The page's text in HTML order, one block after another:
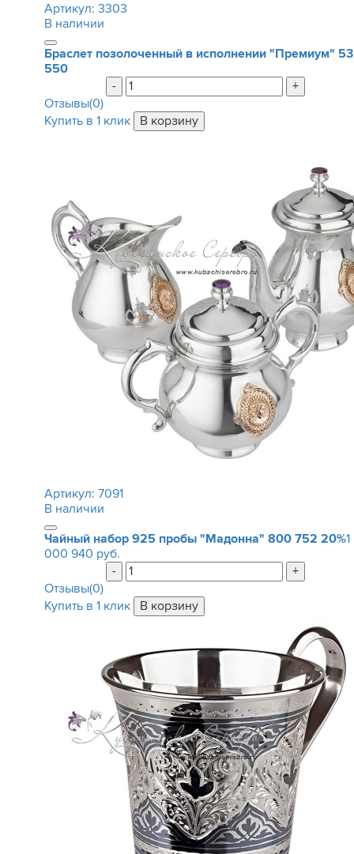
Артикул: 3303
В наличии
Браслет позолоченный в исполнении "Премиум" 53
550
-
+
Отзывы(0)
Купить в 1 клик
Артикул: 7091
В наличии
Чайный набор 925 пробы "Мадонна" 800 752 20%1
000 940 руб.
-
+
Отзывы(0)
Купить в 1 клик